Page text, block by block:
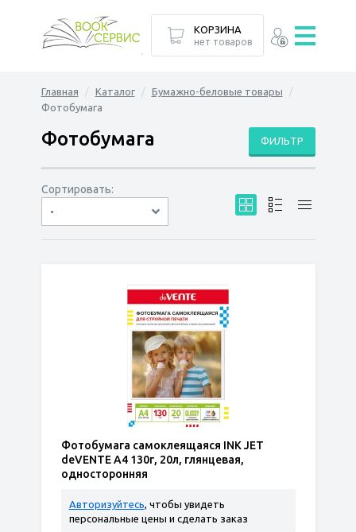
Главная Каталог
Бумажно-беловые товары
Фотобумага
ФИЛЬТР
Фотобумага
Сортировать:
-
по дате
по популярности
сначала дешёвые
сначала дорогие
Фотобумага самоклеящаяся INK JET
deVENTE A4 130г, 20л, глянцевая,
односторонняя
Авторизуйтесь, чтобы увидеть
персональные цены и сделать заказ
КОРЗИНА
нет товаров